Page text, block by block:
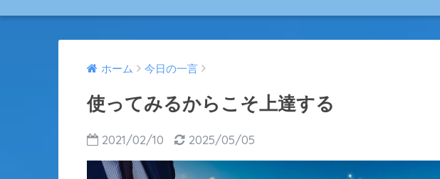
ホーム 今日の一言
使ってみるからこそ上達する
2021/02/10 2025/05/05